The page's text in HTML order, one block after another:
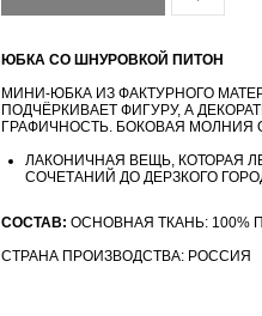
ЮБКА СО ШНУРОВКОЙ ПИТОН
МИНИ-ЮБКА ИЗ ФАКТУРНОГО
ПОДЧЁРКИВАЕТ ФИГУРУ, А
ГРАФИЧНОСТЬ. БОКОВАЯ МОЛНИЯ
ЛАКОНИЧНАЯ ВЕЩЬ, КОТОРАЯ
СОЧЕТАНИЙ ДО ДЕРЗКОГО
СОСТАВ: ОСНОВНАЯ ТКАНЬ: 100%
СТРАНА ПРОИЗВОДСТВА: РОССИЯ